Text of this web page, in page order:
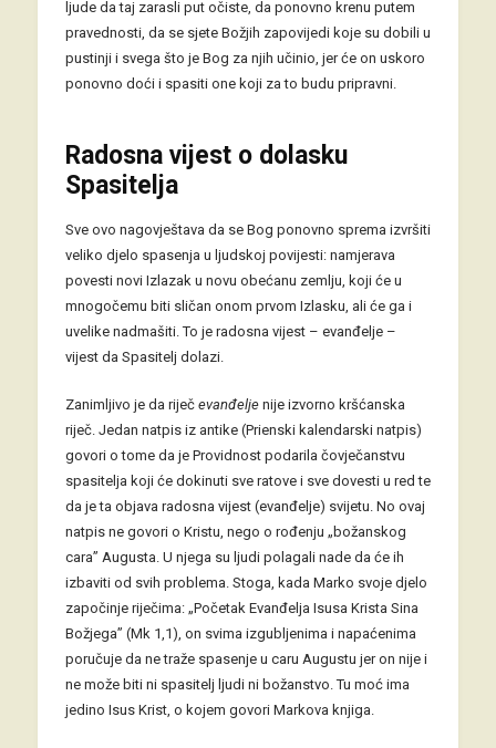
ljude da taj zarasli put očiste, da ponovno krenu putem
pravednosti, da se sjete Božjih zapovijedi koje su dobili u
pustinji i svega što je Bog za njih učinio, jer će on uskoro
ponovno doći i spasiti one koji za to budu pripravni.
Radosna vijest o dolasku
Spasitelja
Sve ovo nagovještava da se Bog ponovno sprema izvršiti
veliko djelo spasenja u ljudskoj povijesti: namjerava
povesti novi Izlazak u novu obećanu zemlju, koji će u
mnogočemu biti sličan onom prvom Izlasku, ali će ga i
uvelike nadmašiti. To je radosna vijest – evanđelje –
vijest da Spasitelj dolazi.
Zanimljivo je da riječ evanđeljenije izvorno kršćanska
riječ. Jedan natpis iz antike (Prienski kalendarski natpis)
govori o tome da je Providnost podarila čovječanstvu
spasitelja koji će dokinuti sve ratove i sve dovesti u red te
da je ta objava radosna vijest (evanđelje) svijetu. No ovaj
natpis ne govori o Kristu, nego o rođenju „božanskog
cara” Augusta. U njega su ljudi polagali nade da će ih
izbaviti od svih problema. Stoga, kada Marko svoje djelo
započinje riječima: „Početak Evanđelja Isusa Krista Sina
Božjega” (Mk 1,1), on svima izgubljenima i napaćenima
poručuje da ne traže spasenje u caru Augustu jer on nije i
ne može biti ni spasitelj ljudi ni božanstvo. Tu moć ima
jedino Isus Krist, o kojem govori Markova knjiga.